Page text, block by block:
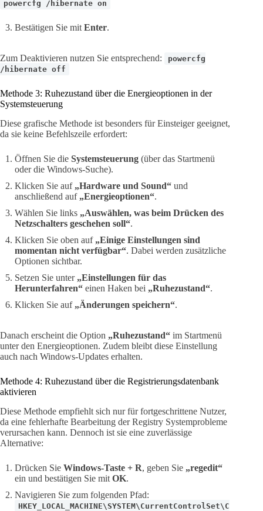
powercfg /hibernate on
Bestätigen Sie mit Enter.
Zum Deaktivieren nutzen Sie entsprechend:
powercfg
/hibernate off
Methode 3: Ruhezustand über die Energieoptionen in der
Systemsteuerung
Diese grafische Methode ist besonders für Einsteiger geeignet,
da sie keine Befehlszeile erfordert:
Öffnen Sie die Systemsteuerung (über das Startmenü
oder die Windows-Suche).
Klicken Sie auf „Hardware und Sound“ und
anschließend auf „Energieoptionen“.
Wählen Sie links „Auswählen, was beim Drücken des
Netzschalters geschehen soll“.
Klicken Sie oben auf „Einige Einstellungen sind
momentan nicht verfügbar“. Dabei werden zusätzliche
Optionen sichtbar.
Setzen Sie unter „Einstellungen für das
Herunterfahren“ einen Haken bei „Ruhezustand“.
Klicken Sie auf „Änderungen speichern“.
Danach erscheint die Option „Ruhezustand“ im Startmenü
unter den Energieoptionen. Zudem bleibt diese Einstellung
auch nach Windows-Updates erhalten.
Methode 4: Ruhezustand über die Registrierungsdatenbank
aktivieren
Diese Methode empfiehlt sich nur für fortgeschrittene Nutzer,
da eine fehlerhafte Bearbeitung der Registry Systemprobleme
verursachen kann. Dennoch ist sie eine zuverlässige
Alternative:
Drücken Sie Windows-Taste + R, geben Sie „regedit“
ein und bestätigen Sie mit OK.
Navigieren Sie zum folgenden Pfad:
HKEY_LOCAL_MACHINE\SYSTEM\CurrentControlSet\C